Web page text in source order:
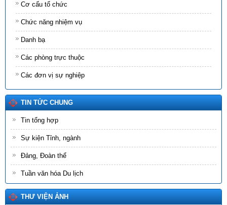
Cơ cấu tổ chức
Chức năng nhiệm vụ
Danh bạ
Các phòng trực thuộc
Các đơn vị sự nghiệp
TIN TỨC CHUNG
Tin tổng hợp
Sự kiện Tỉnh, ngành
Đảng, Đoàn thể
Tuần văn hóa Du lịch
THƯ VIỆN ẢNH